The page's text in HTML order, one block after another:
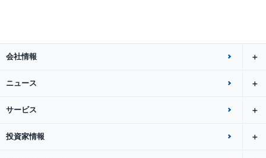
会社情報
ニュース
サービス
投資家情報